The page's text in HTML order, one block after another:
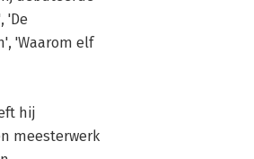
'De
'Waarom elf
hij
meesterwerk